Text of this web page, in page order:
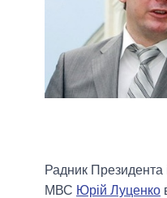
Радник Президента
МВС Юрій Луценко